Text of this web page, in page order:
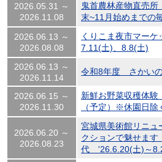
2026.05.31 ～
2026.11.08
鬼首農林産物直売
末~11月始めまでの
2026.06.13 ～
2026.08.08
くりこま夜市マー
7.11(土)、8.8(土)
2026.06.13 ～
2026.11.14
令和8年度 さかい
2026.06.15 ～
2026.11.30
新鮮お野菜収穫体
（予定）※休園日除
2026.06.20 ～
2026.08.23
宮城県美術館リニ
クションで魅せま
代 '26.6.20(土)～